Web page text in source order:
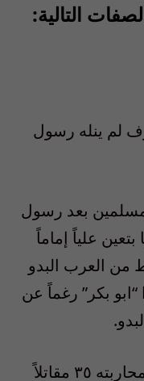
التالية:
لم ينله رسول
بعد رسول
علياً إماماً
من العرب البدو
بكر” رغماً عن
٣- يمتلك صفات إلهية خارقه، كمحاربته ٣٥ مقاتلاً